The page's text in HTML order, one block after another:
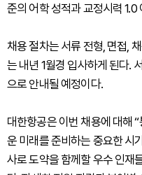
준의 어학 성적과 교정시력
채용 절차는 서류 전형, 면접,
는 내년 1월경 입사하게 된다.
으로 안내될 예정이다.
대한항공은 이번 채용에 대해
운 미래를 준비하는 중요한 시
사로 도약을 함께할 우수 인재